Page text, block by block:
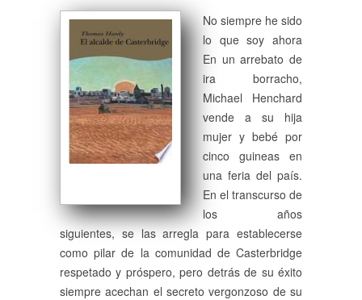
No siempre he sido
lo que soy ahora
En un arrebato de
ira borracho,
Michael Henchard
vende a su hija
mujer y bebé por
cinco guineas en
una feria del país.
En el transcurso de
los años
siguientes, se las arregla para establecerse
como pilar de la comunidad de Casterbridge
respetado y próspero, pero detrás de su éxito
siempre acechan el secreto vergonzoso de su